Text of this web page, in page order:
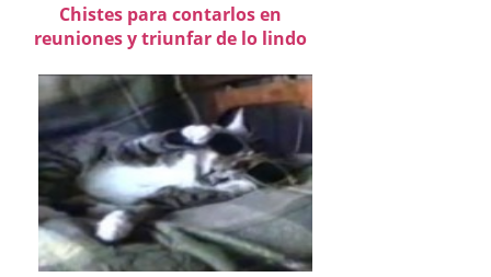
Chistes para contarlos en
reuniones y triunfar de lo lindo